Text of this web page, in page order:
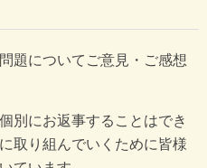
題についてご意見・ご感想
別にお返事することはでき
取り組んでいくために皆様